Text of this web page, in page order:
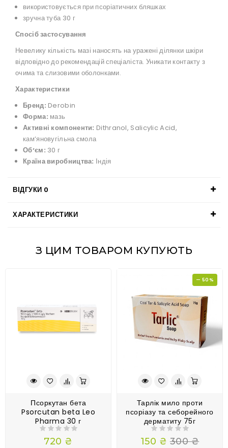
використовується при псоріатичних бляшках
зручна туба 30 г
Спосіб застосування
Невелику кількість мазі наносять на уражені ділянки шкіри
відповідно до рекомендацій спеціаліста. Уникати контакту з
очима та слизовими оболонками.
Характеристики
Бренд: Derobin
Форма: мазь
Активні компоненти: Dithranol, Salicylic Acid,
кам’яновугільна смола
Обʼєм: 30 г
Країна виробництва: Індія
ВІДГУКИ 0
ХАРАКТЕРИСТИКИ
З ЦИМ ТОВАРОМ КУПУЮТЬ
Псоркутан бета
Psorcutan beta Leo
Pharma 30 г
720 ₴
— 50%
Тарлік мило проти
псоріазу та себорейного
дерматиту 75г
150 ₴ 300 ₴